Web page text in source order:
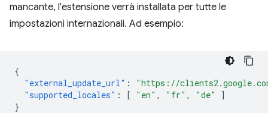
mancante, l'estensione verrà installata per tutte le
impostazioni internazionali. Ad esempio:
{
"external_update_url" :
"https://
"supported_locales" : [ "en" , "fr" , "de"
]
}